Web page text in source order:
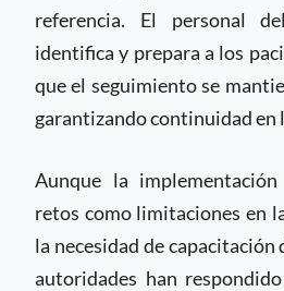
referencia. El personal
identifica y prepara a los
que el seguimiento se
garantizando continuidad en
Aunque la
retos como limitaciones en
la necesidad de capacitación
autoridades han